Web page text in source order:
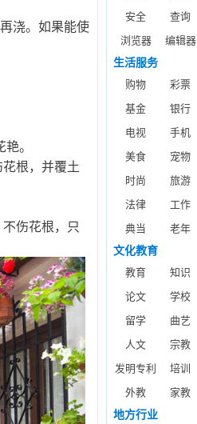
浇。如果能使
。
根，并覆土
伤花根，只
安全
查询
浏览器
编辑器
生活服务
购物
彩票
基金
银行
电视
手机
美食
宠物
时尚
旅游
法律
工作
典当
老年
文化教育
教育
知识
论文
学校
留学
曲艺
人文
宗教
发明专利
培训
外教
家教
地方行业